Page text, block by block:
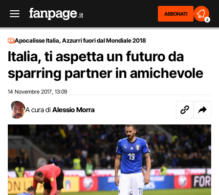
ABBONATI
2
Apocalisse Italia, Azzurri fuori dal Mondiale 2018
Italia, ti aspetta un futuro da
sparring partner in amichevole
14 Novembre 2017 13:09
A cura di Alessio Morra